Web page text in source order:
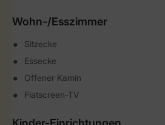
Wohn-/Esszimmer
Sitzecke
Essecke
Offener Kamin
Flatscreen-TV